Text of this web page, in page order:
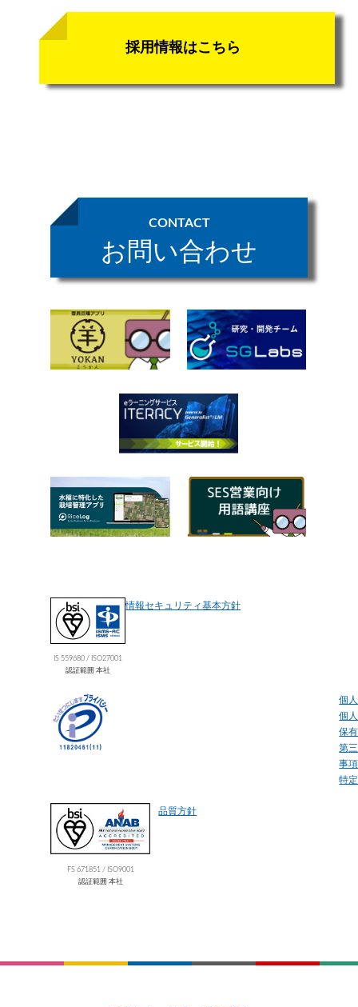
採用情報はこちら
CONTACT
お問い合わせ
IS 559680 / ISO27001
認証範囲 本社
情報セキュリティ基本方針
個
個
保
第
事
特
FS 671851 / ISO9001
認証範囲 本社
品質方針